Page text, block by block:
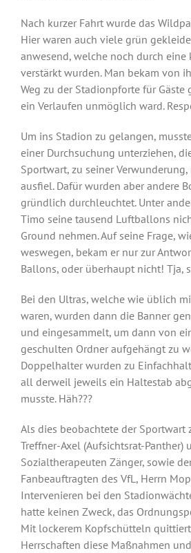
Nach kurzer Fahrt wurde das
Hier waren auch viele grün
anwesend, welche noch durch eine
verstärkt wurden. Man bekam von
Weg zu der Stadionpforte für Gäste
ein Verlaufen unmöglich ward.
Um ins Stadion zu gelangen,
einer Durchsuchung unterziehen,
Sportwart, zu seiner
ausfiel. Dafür wurden aber andere
gründlich durchleuchtet. Unter
Timo seine tausend Luftballons
Ground nehmen. Auf seine Frage,
weswegen, bekam er nur zur
Ballons, oder überhaupt nicht! Tja,
Bei den Ultras, welche wie üblich
waren, wurden dann die Banner
und eingesammelt, um dann von
geschulten Ordner aufgehängt zu
Doppelhalter wurden zu
all derweil jeweils ein Haltestab
musste. Häh???
Als dies beobachtete der Sportwart
Treffner-Axel (Aufsichtsrat-Panther)
Sozialtherapeuten Zänger, sowie
Fanbeauftragten des VfL, Herrn
Intervenieren bei den
hatte keinen Zweck, das
Mit lockerem Kopfschütteln
Herrschaften diese Maßnahmen